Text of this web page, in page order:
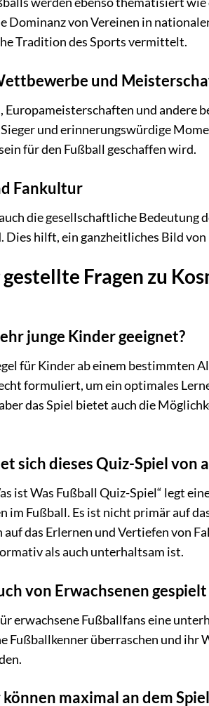
Dominanz von Vereinen in
Tradition des Sports vermittelt.
und
und andere
und erinnerungswürdige
für den Fußball geschaffen wird.
Fankultur
die gesellschaftliche Bedeutung
Dies hilft, ein ganzheitliches Bild
Fragen zu
junge Kinder geeignet?
für Kinder ab einem bestimmten
formuliert, um ein optimales
das Spiel bietet auch die
sich dieses Quiz-Spiel von
ist Was Fußball Quiz-Spiel“ legt
im Fußball. Es ist nicht primär auf
das Erlernen und Vertiefen von
als auch unterhaltsam ist.
von Erwachsenen
erwachsene Fußballfans eine
Fußballkenner überraschen und ihr
maximal an dem